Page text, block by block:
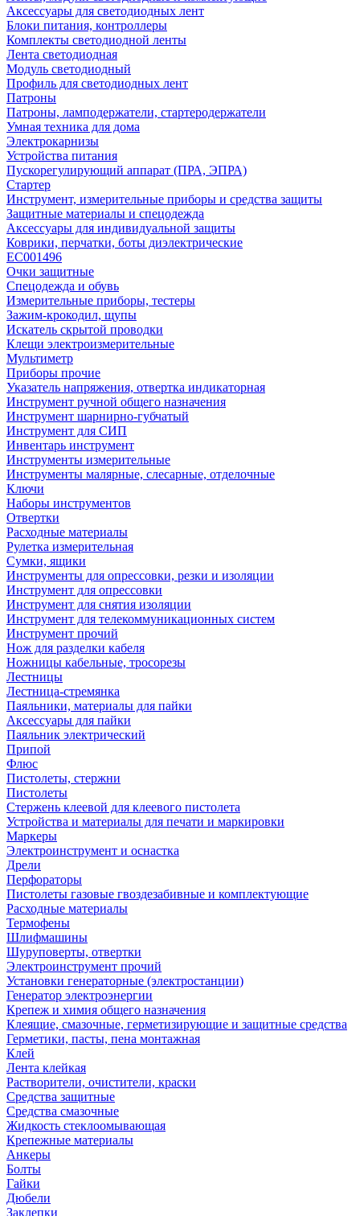
Аксессуары для светодиодных лент
Блоки питания, контроллеры
Комплекты светодиодной ленты
Лента светодиодная
Модуль светодиодный
Профиль для светодиодных лент
Патроны
Патроны, ламподержатели, стартеродержатели
Умная техника для дома
Электрокарнизы
Устройства питания
Пускорегулирующий аппарат (ПРА, ЭПРА)
Стартер
Инструмент, измерительные приборы и средства защиты
Защитные материалы и спецодежда
Аксессуары для индивидуальной защиты
Коврики, перчатки, боты диэлектрические
EC001496
Очки защитные
Спецодежда и обувь
Измерительные приборы, тестеры
Зажим-крокодил, щупы
Искатель скрытой проводки
Клещи электроизмерительные
Мультиметр
Приборы прочие
Указатель напряжения, отвертка индикаторная
Инструмент ручной общего назначения
Инструмент шарнирно-губчатый
Инструмент для СИП
Инвентарь инструмент
Инструменты измерительные
Инструменты малярные, слесарные, отделочные
Ключи
Наборы инструментов
Отвертки
Расходные материалы
Рулетка измерительная
Сумки, ящики
Инструменты для опрессовки, резки и изоляции
Инструмент для опрессовки
Инструмент для снятия изоляции
Инструмент для телекоммуникационных систем
Инструмент прочий
Нож для разделки кабеля
Ножницы кабельные, тросорезы
Лестницы
Лестница-стремянка
Паяльники, материалы для пайки
Аксессуары для пайки
Паяльник электрический
Припой
Флюс
Пистолеты, стержни
Пистолеты
Стержень клеевой для клеевого пистолета
Устройства и материалы для печати и маркировки
Маркеры
Электроинструмент и оснастка
Дрели
Перфораторы
Пистолеты газовые гвоздезабивные и комплектующие
Расходные материалы
Термофены
Шлифмашины
Шуруповерты, отвертки
Электроинструмент прочий
Установки генераторные (электростанции)
Генератор электроэнергии
Крепеж и химия общего назначения
Клеящие, смазочные, герметизирующие и защитные средства
Герметики, пасты, пена монтажная
Клей
Лента клейкая
Растворители, очистители, краски
Средства защитные
Средства смазочные
Жидкость стеклоомывающая
Крепежные материалы
Анкеры
Болты
Гайки
Дюбели
Заклепки